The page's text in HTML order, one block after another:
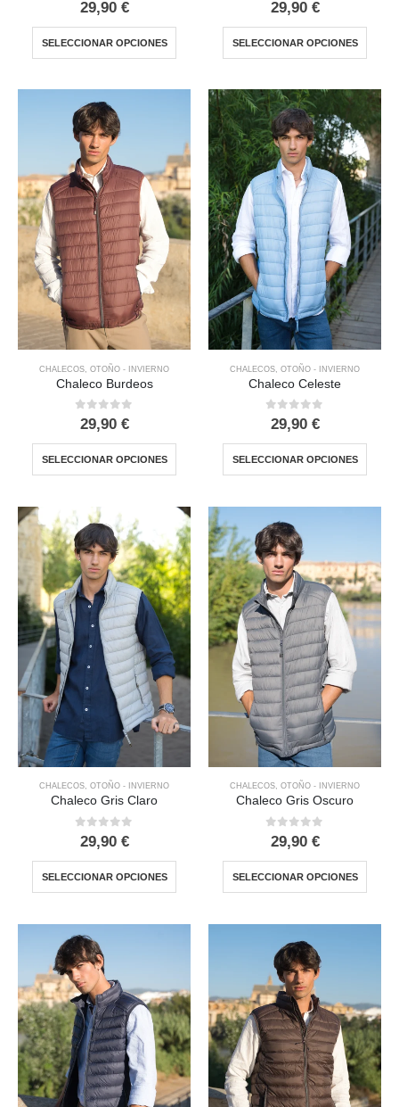
29,90 €
SELECCIONAR OPCIONES
29,90 €
SELECCIONAR OPCIONES
CHALECOS OTOÑO - INVIERNO
Chaleco Burdeos
0out of 5
29,90 €
SELECCIONAR OPCIONES
CHALECOS OTOÑO - INVIERNO
Chaleco Celeste
0out of 5
29,90 €
SELECCIONAR OPCIONES
CHALECOS, OTOÑO - INVIERNO
Chaleco Gris Claro
0out of 5
29,90 €
SELECCIONAR OPCIONES
CHALECOS, OTOÑO - INVIERNO
Chaleco Gris Oscuro
0out of 5
29,90 €
SELECCIONAR OPCIONES